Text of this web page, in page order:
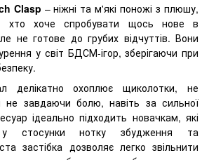
Clasp – ніжні та м'які поножі з плюшу,
хто хоче спробувати щось нове в
не готове до грубих відчуттів. Вони
у світ БДСМ-ігор, зберігаючи при
делікатно охоплює щиколотки, не
не завдаючи болю, навіть за сильної
ідеально підходить новачкам, які
стосунки нотку збудження та
застібка дозволяє легко звільнити